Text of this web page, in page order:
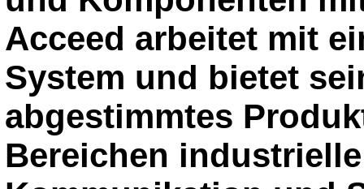
Acceed arbeitet mit
System und bietet
abgestimmtes
Bereichen